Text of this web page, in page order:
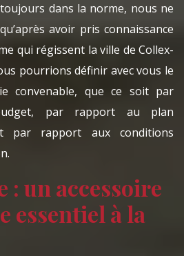
dans la norme, nous ne
avoir pris connaissance
qui régissent la ville de Collex-
pourrions définir avec vous le
convenable, que ce soit par
par rapport au plan
par rapport aux conditions
: un accessoire
essentiel à la